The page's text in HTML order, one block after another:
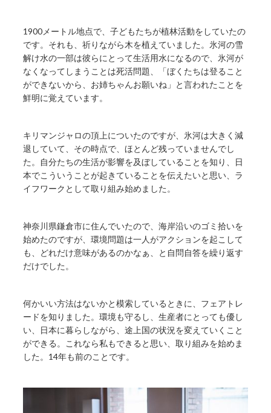
1900メートル地点で、子どもたちが植林活動をしていたの
です。それも、祈りながら木を植えていました。氷河の雪
解け水の一部は彼らにとって生活用水になるので、氷河が
なくなってしまうことは死活問題、「ぼくたちは登ること
ができないから、お姉ちゃんお願いね」と言われたことを
鮮明に覚えています。
キリマンジャロの頂上についたのですが、氷河は大きく減
退していて、その時点で、ほとんど残っていませんでし
た。自分たちの生活が影響を及ぼしていることを知り、日
本でこういうことが起きていることを伝えたいと思い、ラ
イフワークとして取り組み始めました。
神奈川県鎌倉市に住んでいたので、海岸沿いのゴミ拾いを
始めたのですが、環境問題は一人がアクションを起こして
も、どれだけ意味があるのかなぁ、と自問自答を繰り返す
だけでした。
何かいい方法はないかと模索しているときに、フェアトレ
ードを知りました。環境も守るし、生産者にとっても優し
い、日本に暮らしながら、途上国の状況を変えていくこと
ができる。これなら私もできると思い、取り組みを始めま
した。14年も前のことです。